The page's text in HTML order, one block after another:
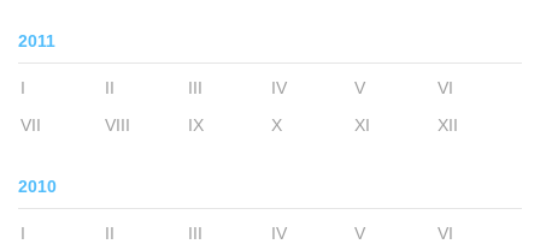
2011
I II III IV V
VI
VII
VIII IX X XI XII
2010
I II III IV V
VI